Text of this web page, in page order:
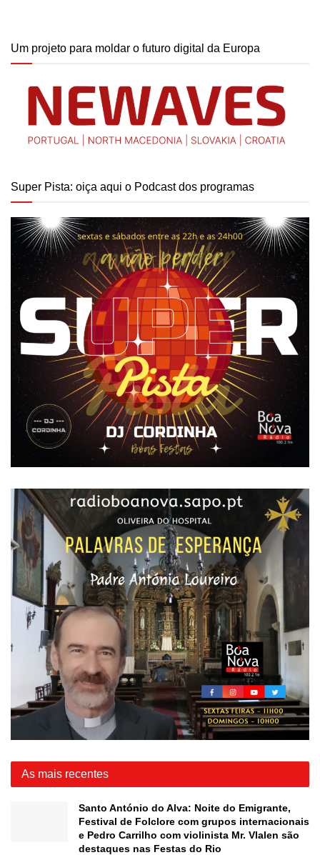
Um projeto para moldar o futuro digital da Europa
Super Pista: oiça aqui o Podcast dos programas
As mais recentes
Santo António do Alva: Noite do Emigrante,
Festival de Folclore com grupos internacionais
e Pedro Carrilho com violinista Mr. Vlalen são
destaques nas Festas do Rio